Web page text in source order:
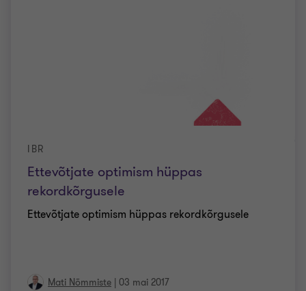
Ettevõtjate optimism hüppas
rekordkõrgusele
IBR
Ettevõtjate optimism hüppas rekordkõrgusele
Mati Nõmmiste | 03 mai 2017